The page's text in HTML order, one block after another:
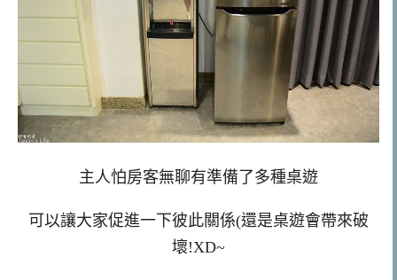
主人怕房客無聊有準備了多種桌遊
可以讓大家促進一下彼此關係(還是桌遊會帶來破
壞!XD~